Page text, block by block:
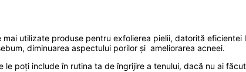
utilizate produse pentru exfolierea pielii, datorită
diminuarea aspectului porilor și ameliorarea acneei.
le poți include în rutina ta de îngrijire a tenului, dacă nu ai